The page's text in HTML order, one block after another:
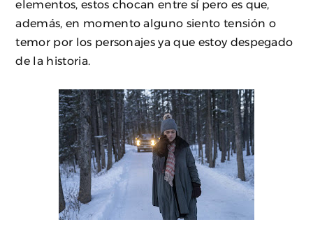
elementos, estos chocan entre sí pero es que,
además, en momento alguno siento tensión o
temor por los personajes ya que estoy despegado
de la historia.